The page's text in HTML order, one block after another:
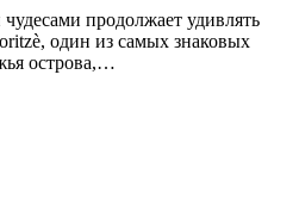
продолжает удивлять
один из самых знаковых
острова,…